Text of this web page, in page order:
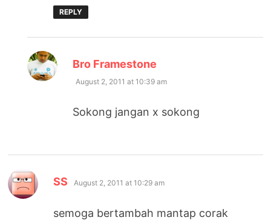
REPLY
Bro Framestone
August 2, 2011 at 10:39 am
Sokong jangan x sokong
SS says:
August 2, 2011 at 10:29 am
semoga bertambah mantap corak